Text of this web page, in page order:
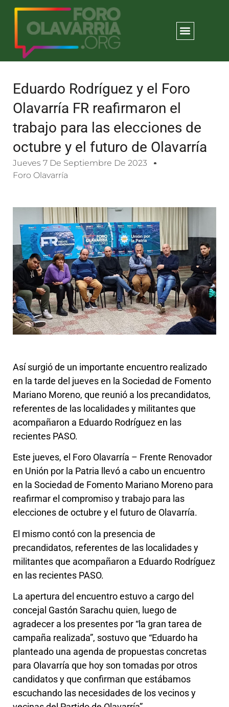
Eduardo Rodríguez y el Foro
Olavarría FR reafirmaron el
trabajo para las elecciones de
octubre y el futuro de Olavarría
Jueves 7 De Septiembre De 2023
Foro Olavarría
Así surgió de un importante encuentro realizado
en la tarde del jueves en la Sociedad de Fomento
Mariano Moreno, que reunió a los precandidatos,
referentes de las localidades y militantes que
acompañaron a Eduardo Rodríguez en las
recientes PASO.
Este jueves, el Foro Olavarría – Frente Renovador
en Unión por la Patria llevó a cabo un encuentro
en la Sociedad de Fomento Mariano Moreno para
reafirmar el compromiso y trabajo para las
elecciones de octubre y el futuro de Olavarría.
El mismo contó con la presencia de
precandidatos, referentes de las localidades y
militantes que acompañaron a Eduardo Rodríguez
en las recientes PASO.
La apertura del encuentro estuvo a cargo del
concejal Gastón Sarachu quien, luego de
agradecer a los presentes por “la gran tarea de
campaña realizada”, sostuvo que “Eduardo ha
planteado una agenda de propuestas concretas
para Olavarría que hoy son tomadas por otros
candidatos y que confirman que estábamos
escuchando las necesidades de los vecinos y